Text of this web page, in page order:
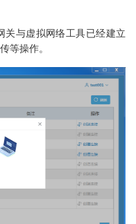
关与虚拟网络工具已经建立
等操作。